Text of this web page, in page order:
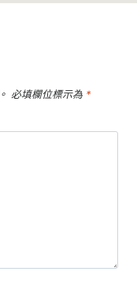
必填欄位標示為 *